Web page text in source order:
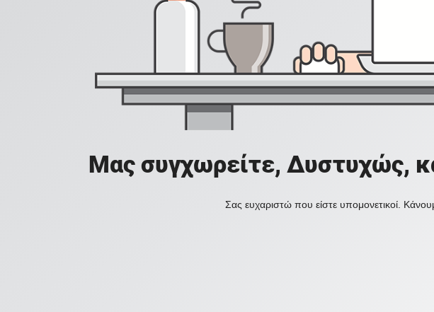
Μας συγχωρείτε, Δυστυχώς,
Σας ευχαριστώ που είστε υπομονετικοί.